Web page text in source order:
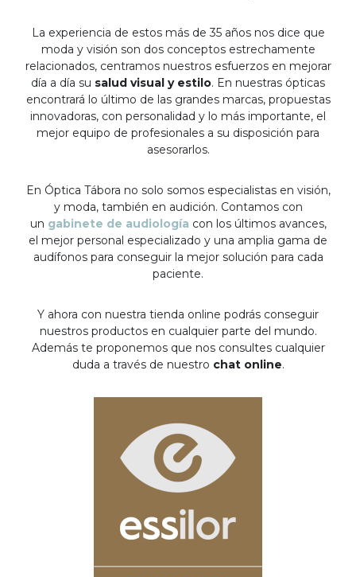
La experiencia de estos más de 35 años nos dice que
moda y visión son dos conceptos estrechamente
relacionados, centramos nuestros esfuerzos en mejorar
día a día su salud visual y estilo. En nuestras ópticas
encontrará lo último de las grandes marcas, propuestas
innovadoras, con personalidad y lo más importante, el
mejor equipo de profesionales a su disposición para
asesorarlos.
En Óptica Tábora no solo somos especialistas en visión,
y moda, también en audición. Contamos con
un gabinete de audiología con los últimos avances,
el mejor personal especializado y una amplia gama de
audífonos para conseguir la mejor solución para cada
paciente.
Y ahora con nuestra tienda online podrás conseguir
nuestros productos en cualquier parte del mundo.
Además te proponemos que nos consultes cualquier
duda a través de nuestro chat online.